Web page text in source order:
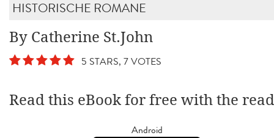
HISTORISCHE ROMANE
By Catherine St.John
5 STARS, 7 VOTES
Read this eBook for free with the
Android